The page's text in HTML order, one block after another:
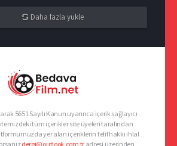
Daha fazla yükle
5651 Sayılı Kanun uyarınca içerik sağlayıcı
tüm içerikler site üyeleri tarafından
yer alan içeriklerin telif hakkı ihlal
dergi@outlook.com.tr adresi üzerinden